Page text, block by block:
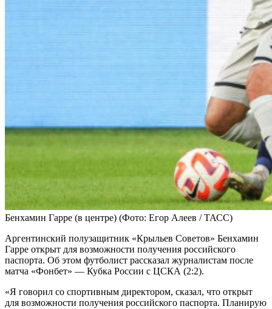
Бенхамин Гарре (в центре) (Фото: Егор Алеев / ТАСС)
Аргентинский полузащитник «Крыльев Советов» Бенхамин
Гарре открыт для возможности получения российского
паспорта. Об этом футболист рассказал журналистам после
матча «Фонбет» — Кубка России с ЦСКА (2:2).
«Я говорил со спортивным директором, сказал, что открыт
для возможности получения российского паспорта. Планирую